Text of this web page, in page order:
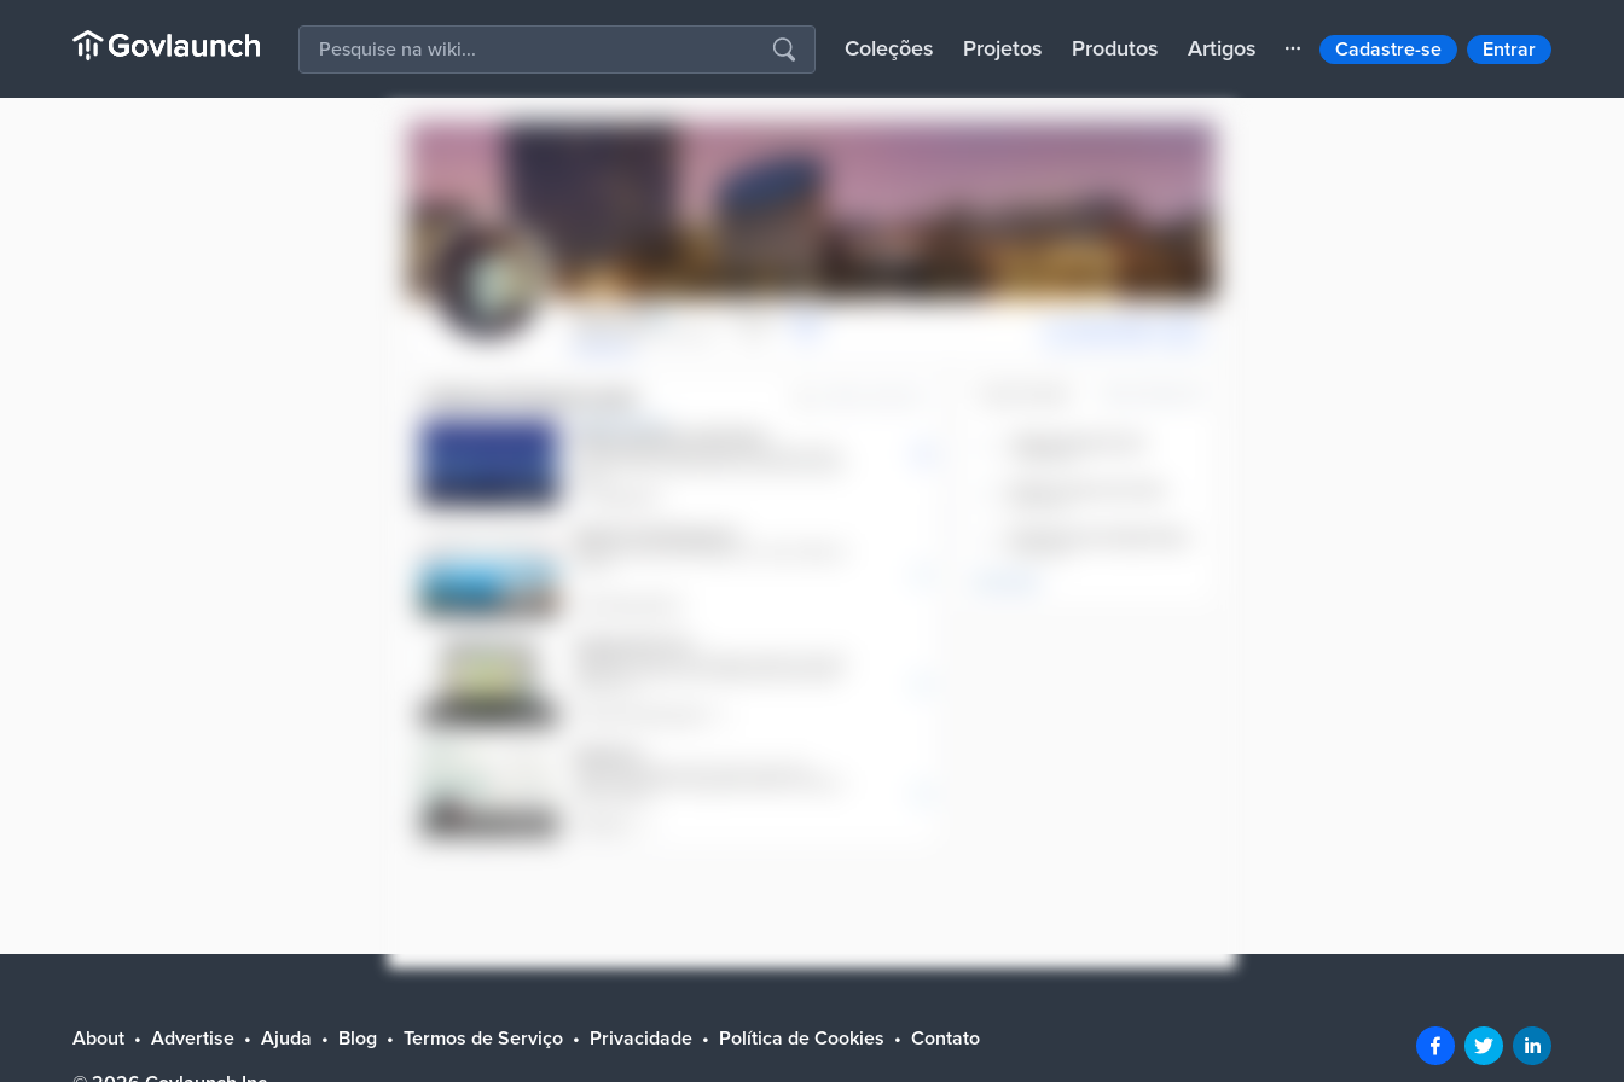
Coleções Projetos Produtos Artigos Cadastre-se Entrar
About Advertise Ajuda Blog Termos de Serviço Privacidade Política de Cookies
Contato